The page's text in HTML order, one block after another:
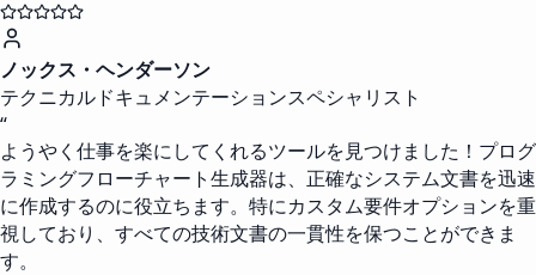
ノックス・ヘンダーソン
テクニカルドキュメンテーションスペシャリスト
“
ようやく仕事を楽にしてくれるツールを見つけました！プログ
ラミングフローチャート生成器は、正確なシステム文書を迅速
に作成するのに役立ちます。特にカスタム要件オプションを重
視しており、すべての技術文書の一貫性を保つことができま
す。